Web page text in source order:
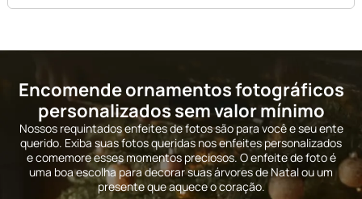
Encomende ornamentos fotográficos
personalizados sem valor mínimo
Nossos requintados enfeites de fotos são para você e seu ente
querido. Exiba suas fotos queridas nos enfeites personalizados
e comemore esses momentos preciosos. O enfeite de foto é
uma boa escolha para decorar suas árvores de Natal ou um
presente que aquece o coração.